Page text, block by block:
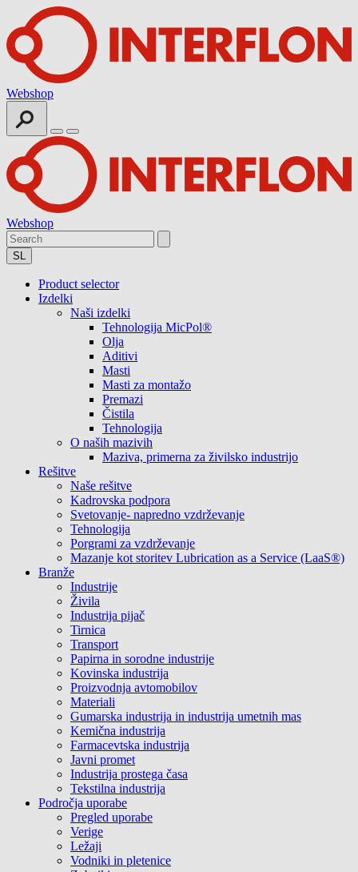
Webshop
Webshop
SL
Product selector
Izdelki
Naši izdelki
Tehnologija MicPol®
Olja
Aditivi
Masti
Masti za montažo
Premazi
Čistila
Tehnologija
O naših mazivih
Maziva, primerna za živilsko industrijo
Rešitve
Naše rešitve
Kadrovska podpora
Svetovanje- napredno vzdrževanje
Tehnologija
Porgrami za vzdrževanje
Mazanje kot storitev Lubrication as a Service (LaaS®)
Branže
Industrije
Živila
Industrija pijač
Tirnica
Transport
Papirna in sorodne industrije
Kovinska industrija
Proizvodnja avtomobilov
Materiali
Gumarska industrija in industrija umetnih mas
Kemična industrija
Farmacevtska industrija
Javni promet
Industrija prostega časa
Tekstilna industrija
Področja uporabe
Pregled uporabe
Verige
Ležaji
Vodniki in pletenice